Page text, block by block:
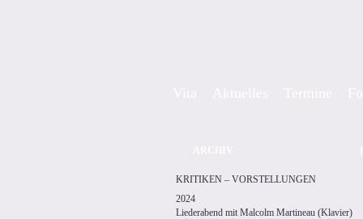
KRITIKEN – VORSTELLUNGEN
2024
Liederabend mit Malcolm Martineau (Klavier)